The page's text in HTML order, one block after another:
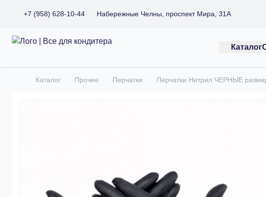
+7 (958) 628-10-44 Набережные Челны, проспект Мира, 31А
Все для кондитера
Каталог
Главная
Каталог Прочее Перчатки Перчатки Нитрил ЧЕРНЫЕ